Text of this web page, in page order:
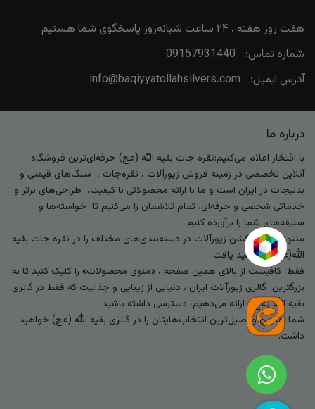
هفت روز هفته ، ۲۴ ساعت شبانه‌روز پاسخگوی شما هستیم
شماره تماس:
09157931440
آدرس ایمیل:
info@baqiyyatollahsilvers.com
درباره ما
با افتخار اعلام می‌کنیم:نقره جات بقیه الله (عج) حرفه‌ای‌ترین فروشگاه
آنلاین تخصصی در زمینه فروش زیورآلات ، نقره‌جات ، سنگ‌های قیمتی و
بدلیجات در ایران است و ما با ارائه محصولاتی با کیفیت، طراحی‌های برتر و
خدماتی شخصی و حرفه‌ای، تمام تلاشمان را می‌کنیم تا خواسته‌ها و
سلیقه‌های شما را برآورده کنیم.
متنوع‌ترین کالکشن زیورآلات در دسته‌بندی‌های مختلف را در نقره جات بقیه
الله(عج) خواهید یافت.
فقط کافیست از بالای همین صفحه ، «منوی محصولات» را کلیک کنید تا به
بزرگترین گالری زیورآلات ایران ، دنیایی از زیبایی و جذابیت که فقط در گالری
بقیه الله (عج) ارائه می‌دهیم، دسترسی داشته باشید.
شما بهترین و اصیل‌ترین انتخاب‌هایتان را در گالری بقیه الله (عج) خواهید
داشت.